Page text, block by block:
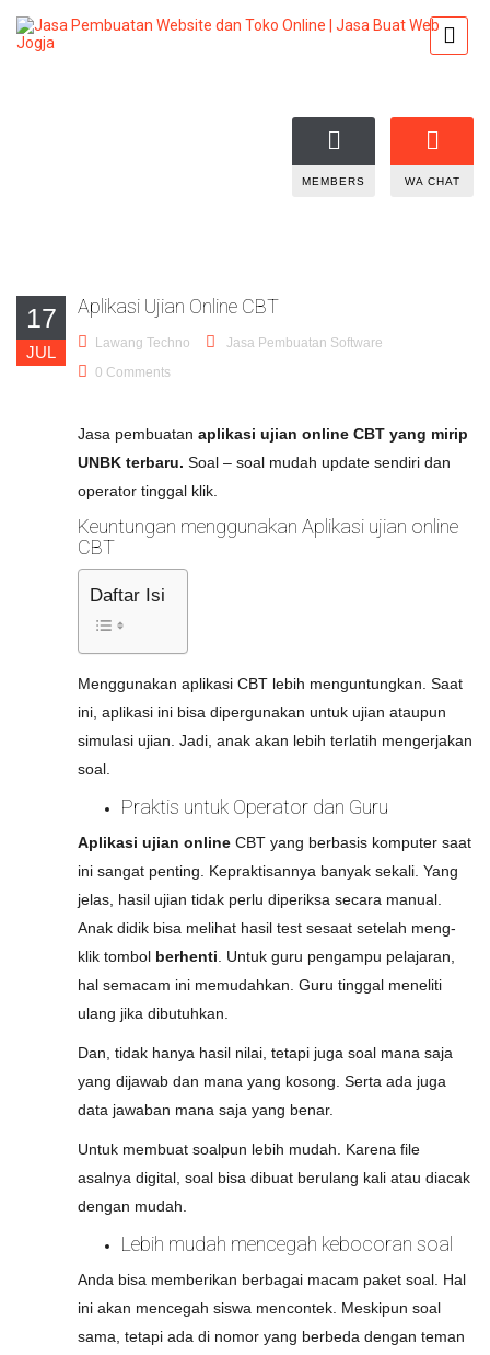
MEMBERS WA CHAT
17
JUL
Aplikasi Ujian Online CBT
Lawang Techno
Jasa Pembuatan Software
0 Comments
Jasa pembuatan aplikasi ujian online CBT yang mirip
UNBK terbaru. Soal – soal mudah update sendiri dan
operator tinggal klik.
Keuntungan menggunakan Aplikasi ujian online
CBT
Daftar Isi
Menggunakan aplikasi CBT lebih menguntungkan. Saat
ini, aplikasi ini bisa dipergunakan untuk ujian ataupun
simulasi ujian. Jadi, anak akan lebih terlatih mengerjakan
soal.
Praktis untuk Operator dan Guru
Aplikasi ujian online CBT yang berbasis komputer saat
ini sangat penting. Kepraktisannya banyak sekali. Yang
jelas, hasil ujian tidak perlu diperiksa secara manual.
Anak didik bisa melihat hasil test sesaat setelah meng-
klik tombol berhenti
Untuk guru pengampu pelajaran,
hal semacam ini memudahkan. Guru tinggal meneliti
ulang jika dibutuhkan.
Dan, tidak hanya hasil nilai, tetapi juga soal mana saja
yang dijawab dan mana yang kosong. Serta ada juga
data jawaban mana saja yang benar.
Untuk membuat soalpun lebih mudah. Karena file
asalnya digital, soal bisa dibuat berulang kali atau diacak
dengan mudah.
Lebih mudah mencegah kebocoran soal
Anda bisa memberikan berbagai macam paket soal. Hal
ini akan mencegah siswa mencontek. Meskipun soal
sama, tetapi ada di nomor yang berbeda dengan teman